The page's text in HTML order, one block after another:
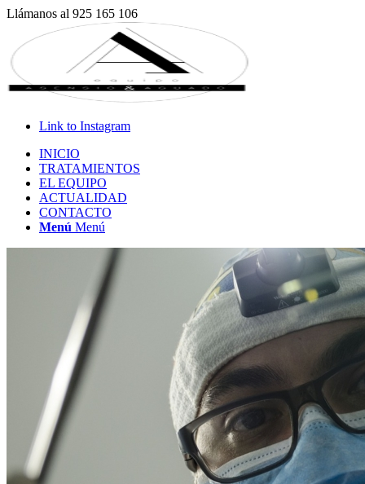
Llámanos al 925 165 106
Link to Instagram
INICIO
TRATAMIENTOS
EL EQUIPO
ACTUALIDAD
CONTACTO
Menú Menú